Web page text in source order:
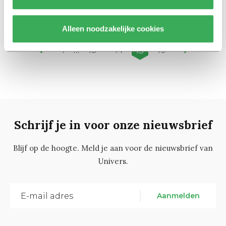
Alleen noodzakelijke cookies
22 augustus 2019
1 … 13 14 15 16
Schrijf je in voor onze nieuwsbrief
Blijf op de hoogte. Meld je aan voor de nieuwsbrief van
Univers.
Aanmelden